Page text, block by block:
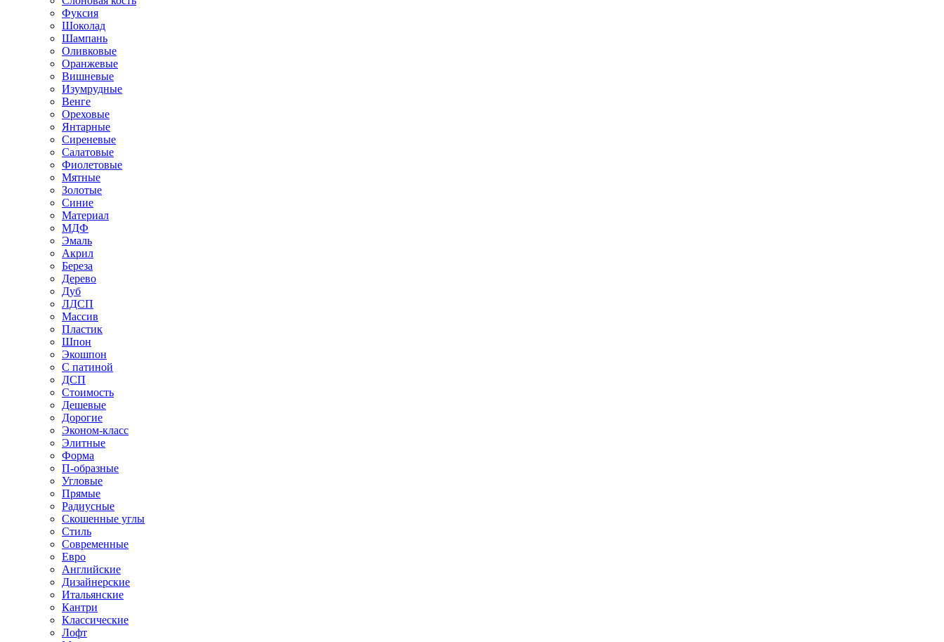
Фуксия
Шоколад
Шампань
Оливковые
Оранжевые
Вишневые
Изумрудные
Венге
Ореховые
Янтарные
Сиреневые
Салатовые
Фиолетовые
Мятные
Золотые
Синие
Материал
МДФ
Эмаль
Акрил
Береза
Дерево
Дуб
ЛДСП
Массив
Пластик
Шпон
Экошпон
С патиной
ДСП
Стоимость
Дешевые
Дорогие
Эконом-класс
Элитные
Форма
П-образные
Угловые
Прямые
Радиусные
Скошенные углы
Стиль
Современные
Евро
Английские
Дизайнерские
Итальянские
Кантри
Классические
Лофт